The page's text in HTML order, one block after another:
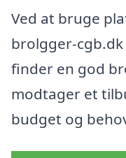
Ved at bruge
brolgger-
finder en god
modtager et
budget og